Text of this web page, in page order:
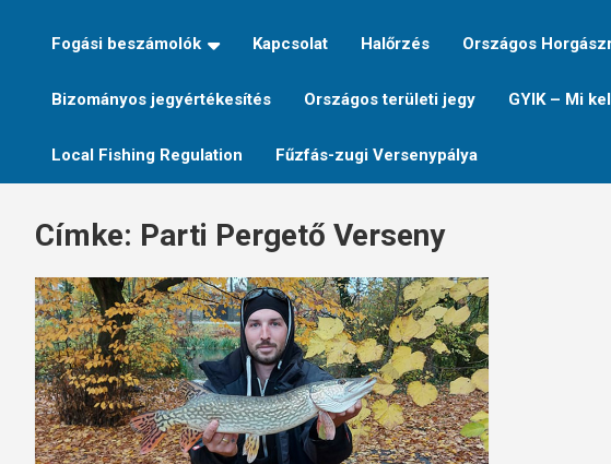
Fogási beszámolók Kapcsolat Halőrzés Országos
Bizományos jegyértékesítés Országos területi jegy GYIK – Mi
Local Fishing Regulation Fűzfás-zugi Versenypálya
Címke: Parti Pergető Verseny